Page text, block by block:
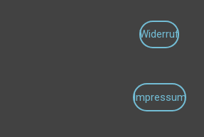
Widerruf
Impressum